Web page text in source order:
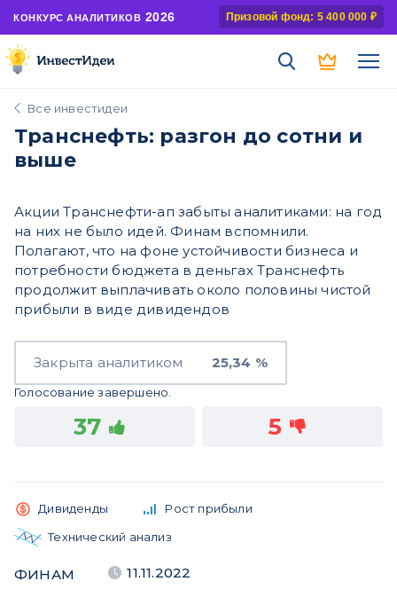
КОНКУРС АНАЛИТИКОВ 2026 Призовой фонд: 5 400 000 ₽
Все инвестидеи
Транснефть: разгон до сотни и
выше
Акции Транснефти-ап забыты аналитиками: на год
на них не было идей. Финам вспомнили.
Полагают, что на фоне устойчивости бизнеса и
потребности бюджета в деньгах Транснефть
продолжит выплачивать около половины чистой
прибыли в виде дивидендов
Закрыта аналитиком 25,34 %
Голосование завершено.
37 5
Дивиденды
Рост прибыли
Технический анализ
ФИНАМ 11.11.2022